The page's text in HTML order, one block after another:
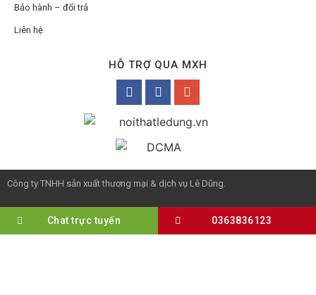
Bảo hành – đổi trả
Liên hệ
HỖ TRỢ QUA MXH
Công ty TNHH sản xuất thương mại & dịch vụ Lê Dũng.
Chat trực tuyến 0363836123